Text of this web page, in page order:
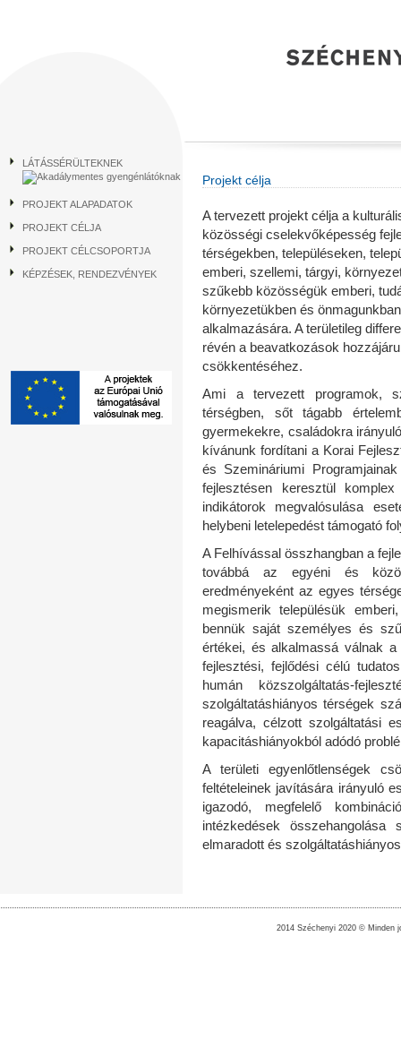
LÁTÁSSÉRÜLTEKNEK
PROJEKT ALAPADATOK
PROJEKT CÉLJA
PROJEKT CÉLCSOPORTJA
KÉPZÉSEK, RENDEZVÉNYEK
Projekt célja
A tervezett projekt célja a
közösségi cselekvőképesség
térségekben, településeken,
emberi, szellemi, tárgyi,
szűkebb közösségük emberi,
környezetükben és
alkalmazására. A területileg
révén a beavatkozások
csökkentéséhez.
Ami a tervezett programok,
térségben, sőt tágabb
gyermekekre, családokra
kívánunk fordítani a Korai
és Szemináriumi
fejlesztésen keresztül
indikátorok megvalósulása
helybeni letelepedést támogató
A Felhívással összhangban a
továbbá az egyéni és
eredményeként az egyes
megismerik településük
bennük saját személyes és
értékei, és alkalmassá válnak
fejlesztési, fejlődési célú
humán közszolgáltatás-
szolgáltatáshiányos térségek
reagálva, célzott szolgáltatási
kapacitáshiányokból adódó
A területi egyenlőtlenségek
feltételeinek javítására irányuló
igazodó, megfelelő
intézkedések
elmaradott és
2014 Széchenyi 2020 © Minden